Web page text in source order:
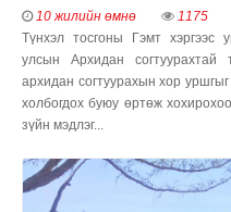
10 жилийн өмнө
1175
Түнхэл тосгоны Гэмт хэргээс
улсын Архидан согтуурахтай
архидан согтуурахын хор
холбогдох буюу өртөж
зүйн мэдлэг...